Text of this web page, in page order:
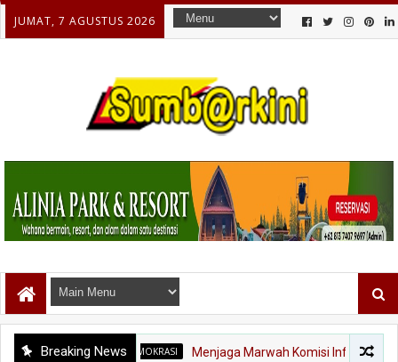
JUMAT, 7 AGUSTUS 2026
Breaking News
DEMOKRASI Menjaga Marwah Komisi Informasi: Ketika